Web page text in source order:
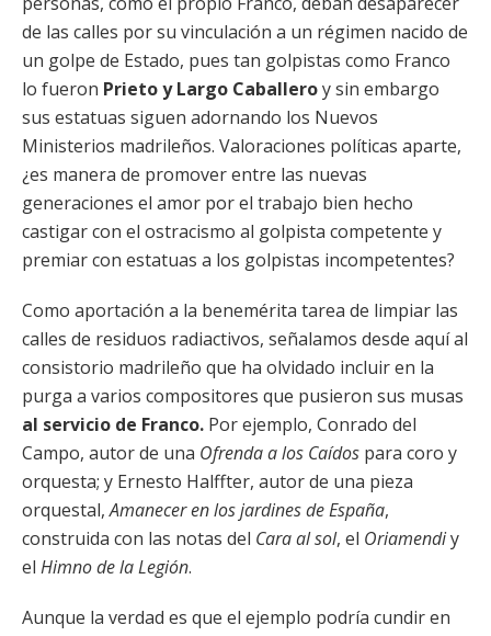
de las calles por su vinculación a un régimen nacido de
un golpe de Estado, pues tan golpistas como Franco
lo fueron Prieto y Largo Caballeroy sin embargo
sus estatuas siguen adornando los Nuevos
Ministerios madrileños. Valoraciones políticas aparte,
¿es manera de promover entre las nuevas
generaciones el amor por el trabajo bien hecho
castigar con el ostracismo al golpista competente y
premiar con estatuas a los golpistas incompetentes?
Como aportación a la benemérita tarea de limpiar las
calles de residuos radiactivos, señalamos desde aquí al
consistorio madrileño que ha olvidado incluir en la
purga a varios compositores que pusieron sus musas
al servicio de Franco. Por ejemplo, Conrado del
Campo, autor de una Ofrenda a los Caídos para coro y
orquesta; y Ernesto Halffter, autor de una pieza
orquestal,Amanecer en los jardines de España,
construida con las notas del Cara al sol, el Oriamendiy
el Himno de la Legión.
Aunque la verdad es que el ejemplo podría cundir en